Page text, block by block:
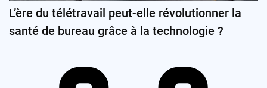
L’ère du télétravail peut-elle révolutionner la
santé de bureau grâce à la technologie ?